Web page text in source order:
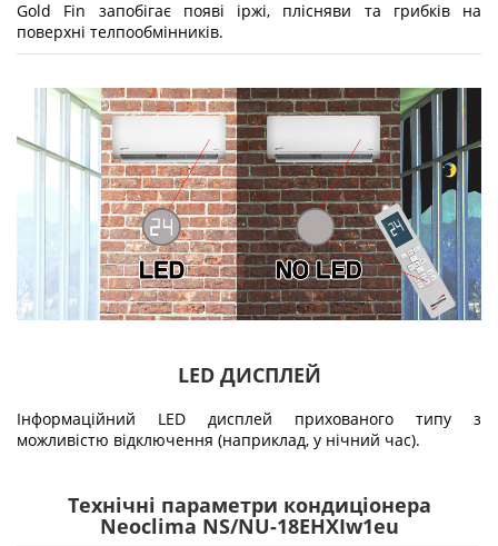
Gold Fin запобігає появі іржі, плісняви та грибків на
поверхні телпообмінників.
LED ДИСПЛЕЙ
Інформаційний LED дисплей прихованого типу з
можливістю відключення (наприклад, у нічний час).
Технічні параметри кондиціонера
Neoclima NS/NU-18EHXIw1eu